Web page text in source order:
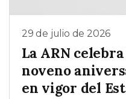
29 de julio de 2026
La ARN
noveno
en vigor del